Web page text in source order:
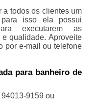
a todos os clientes um
isso ela possui
executarem as
qualidade. Aproveite
por e-mail ou telefone
para banheiro de
94013-9159 ou